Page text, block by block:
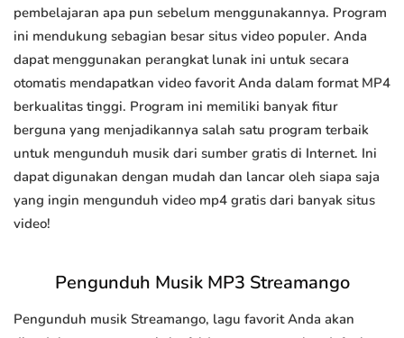
pembelajaran apa pun sebelum menggunakannya. Program
ini mendukung sebagian besar situs video populer. Anda
dapat menggunakan perangkat lunak ini untuk secara
otomatis mendapatkan video favorit Anda dalam format MP4
berkualitas tinggi. Program ini memiliki banyak fitur
berguna yang menjadikannya salah satu program terbaik
untuk mengunduh musik dari sumber gratis di Internet. Ini
dapat digunakan dengan mudah dan lancar oleh siapa saja
yang ingin mengunduh video mp4 gratis dari banyak situs
video!
Pengunduh Musik MP3 Streamango
Pengunduh musik Streamango, lagu favorit Anda akan